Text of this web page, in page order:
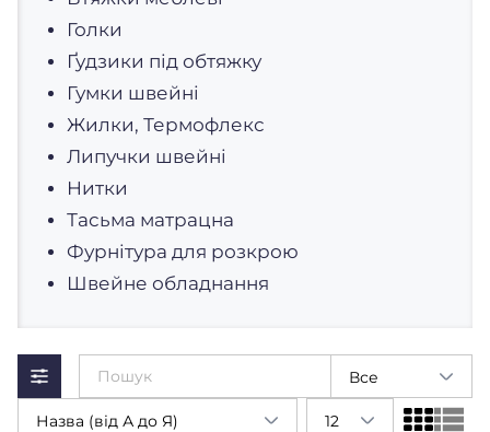
Голки
Ґудзики під обтяжку
Гумки швейні
Жилки, Термофлекс
Липучки швейні
Нитки
Тасьма матрацна
Фурнітура для розкрою
Швейне обладнання
Все
Назва (від А до Я) 12